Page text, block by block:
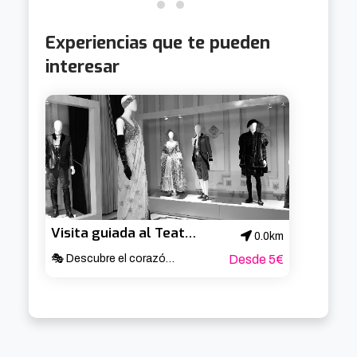
Experiencias que te pueden
interesar
Visita guiada al Teatro Arriaga
0.0km
🎭 Descubre el corazón cultural de Bilbao ✨
Desde 5€